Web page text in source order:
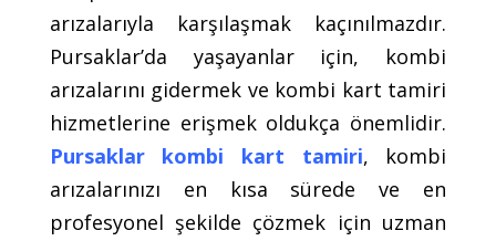
arızalarıyla karşılaşmak kaçınılmazdır.
Pursaklar’da yaşayanlar için, kombi
arızalarını gidermek ve kombi kart tamiri
hizmetlerine erişmek oldukça önemlidir.
Pursaklar kombi kart tamiri, kombi
arızalarınızı en kısa sürede ve en
profesyonel şekilde çözmek için uzman